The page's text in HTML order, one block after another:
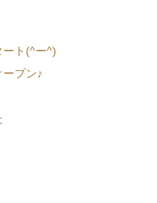
ート(^ー^)
プン♪